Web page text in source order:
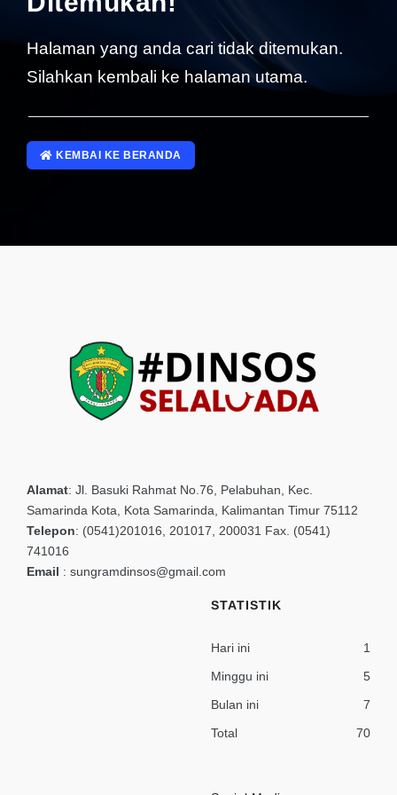
Halaman yang anda cari tidak ditemukan.
Silahkan kembali ke halaman utama.
KEMBAI KE BERANDA
Alamat: Jl. Basuki Rahmat No.76, Pelabuhan, Kec.
Samarinda Kota, Kota Samarinda, Kalimantan Timur 75112
Telepon: (0541)201016, 201017, 200031 Fax. (0541)
741016
Email : sungramdinsos@gmail.com
STATISTIK
Hari ini
1
Minggu ini
5
Bulan ini
7
Total
70